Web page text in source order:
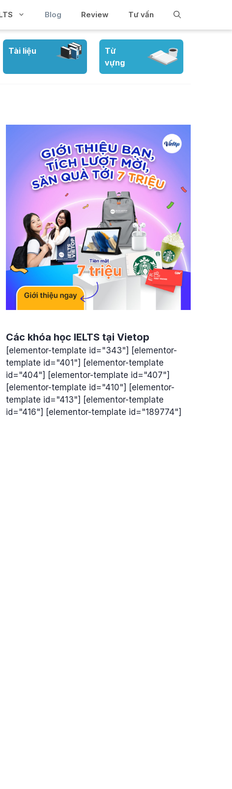
Blog Review Tư vấn
Tài liệu
Từ
vựng
Các khóa học IELTS tại Vietop
[elementor-template id="343"] [elementor-
template id="401"] [elementor-template
id="404"] [elementor-template id="407"]
[elementor-template id="410"] [elementor-
template id="413"] [elementor-template
id="416"] [elementor-template id="189774"]